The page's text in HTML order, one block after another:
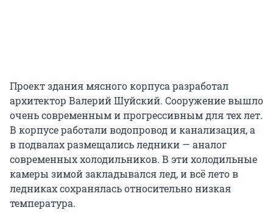
Проект здания мясного корпуса разработал
архитектор Валерий Шуйский. Сооружение вышло
очень современным и прогрессивным для тех лет.
В корпусе работали водопровод и канализация, а
в подвалах размещались ледники — аналог
современных холодильников. В эти холодильные
камеры зимой закладывался лед, и всё лето в
ледниках сохранялась относительно низкая
температура.